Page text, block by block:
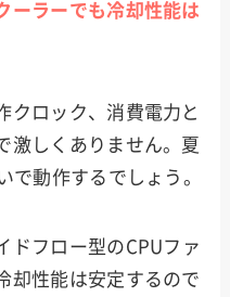
ーラーでも冷却性能は
クロック、消費電力と
激しくありません。夏
動作するでしょう。
ドフロー型のCPUファ
却性能は安定するので